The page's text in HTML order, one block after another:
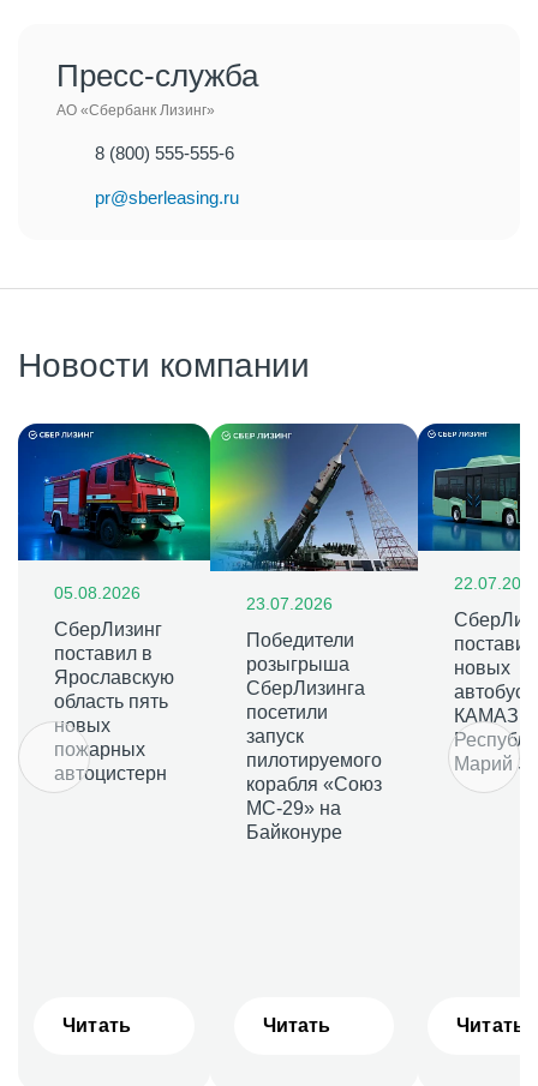
Пресс-служба
АО «Сбербанк Лизинг»
8 (800) 555-555-6
pr@sberleasing.ru
Новости компании
05.08.2026
СберЛизинг
поставил в
Ярославскую
область пять
новых
пожарных
автоцистерн
Читать
23.07.2026
Победители
розыгрыша
СберЛизинга
посетили
запуск
пилотируемого
корабля «Союз
МС-29» на
Байконуре
Читать
новых
КАМАЗ в
Марий
Читать